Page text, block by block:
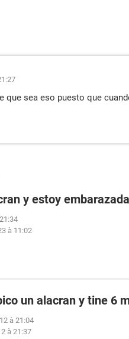
que sea eso puesto que
y estoy embarazada
à 11:02
un alacran y tine 6
à 21:04
à 21:37